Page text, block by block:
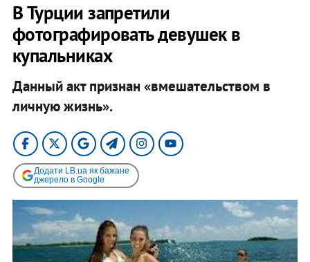
В Турции запретили
фотографировать девушек в
купальниках
Данный акт признан «вмешательством в
личную жизнь».
Додати LB.ua як бажане
джерело в Google